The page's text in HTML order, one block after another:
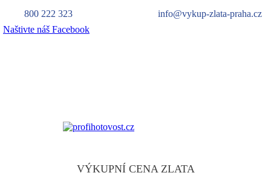
800 222 323
info@vykup-zlata-praha.cz
Naštivte náš Facebook
VÝKUPNÍ CENA ZLATA